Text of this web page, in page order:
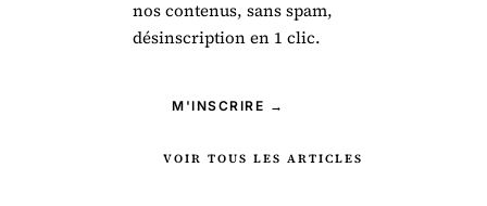
nos contenus, sans spam,
désinscription en 1 clic.
M'INSCRIRE →
VOIR TOUS LES ARTICLES